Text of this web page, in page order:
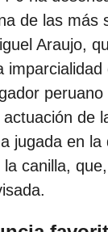
de las más
Araujo,
peruano
de
jugada en la
canilla,